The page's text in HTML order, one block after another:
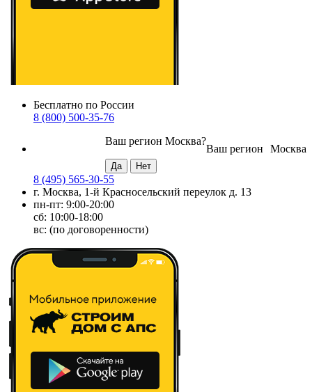
Бесплатно по России
8 (800) 500-35-76
Москва
Ваш регион
Ваш регион Москва?
8 (495) 565-30-55
г. Москва, 1-й Красносельский переулок д. 13
пн-пт: 9:00-20:00
сб: 10:00-18:00
вс: (по договоренности)